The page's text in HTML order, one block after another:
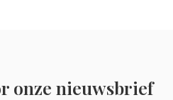
onze nieuwsbrief